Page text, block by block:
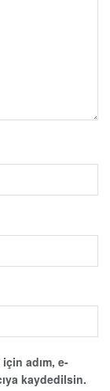
adım, e-
kaydedilsin.